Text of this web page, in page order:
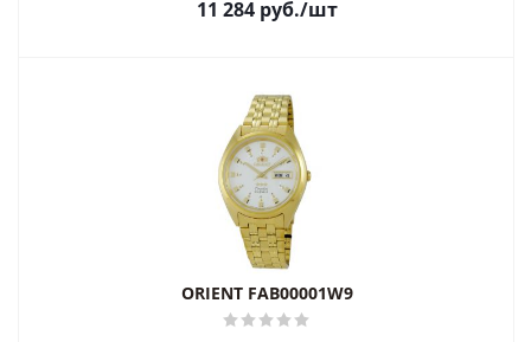
11 284руб./шт
ORIENT FAB00001W9